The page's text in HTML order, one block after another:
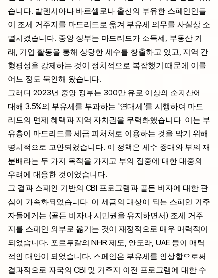
습니다. 발렌시아나 바르셀로나 출신의 부유한 스페인인들
이 조세 거주지를 마드리드로 옮겨 부유세 의무를 사실상 소
멸시켰습니다. 중앙 정부는 마드리드가 소득세, 부동산 거
래, 기업 활동을 통해 상당한 세수를 창출하고 있고, 지역 간
형평성을 강제하는 것이 정치적으로 복잡했기 때문에 이를
어느 정도 묵인해 왔습니다.
그러다 2023년 중앙 정부는 300만 유로 이상의 순자산에
대해 3.5%의 부유세를 부과하는 '연대세'를 시행하여 마드
리드의 면제 혜택과 지역 자치권을 무력화했습니다. 이는 부
유층이 마드리드를 세금 피처처로 이용하는 것을 막기 위해
명시적으로 고안되었습니다. 이 정책은 세수 증대와 부의 재
분배라는 두 가지 목적을 가지고 부의 집중에 대한 대중의
우려에 대응한 것이었습니다.
그 결과 스페인 기반의 CBI 프로그램과 골든 비자에 대한 관
심이 가속화되었습니다. 이 세금의 대상이 되는 스페인 거주
자들에게는 (골든 비자나 시민권을 유지하면서) 조세 거주
지를 스페인 외부로 옮기는 것이 재정적으로 매우 매력적이
되었습니다. 포르투갈의 NHR 제도, 안도라, UAE 등이 매력
적인 대안이 되었습니다. 스페인은 부유세를 인상함으로써
결과적으로 자국의 CBI 및 거주지 이전 프로그램에 대한 수